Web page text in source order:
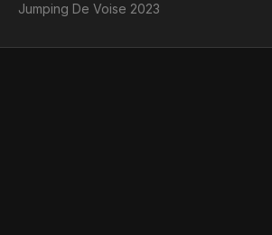
Jumping De Voise 2023